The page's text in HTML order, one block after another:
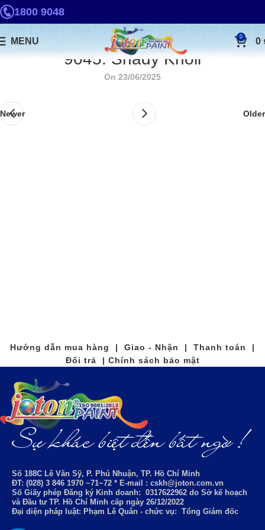
1800 9048
MENU 0 0
9045. Shady Knoll
On 23/06/2025
Newer Older
Hướng dẫn mua hàng | Giao - Nhận | Thanh toán |
Đổi trả | Chính sách bảo mật
Số 188C Lê Văn Sỹ, P. Phú Nhuận, TP. Hồ Chí Minh
ĐT: (028) 3 846 1970 ~71~72 * E-mail : cskh@joton.com.vn
Số Giấy phép Đăng ký Kinh doanh: 0317622962 do Sở kế hoạch
và Đầu tư TP. Hồ Chí Minh cấp ngày 26/12/2022
Đại diện pháp luật: Phạm Lê Quân - chức vụ: Tổng Giám đốc